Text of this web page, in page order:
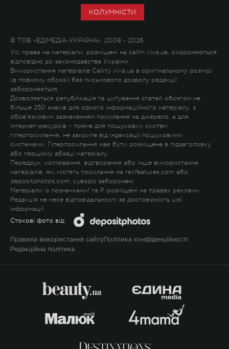
КОЛУМНІСТИ
© ТОВ «ЕДІМЕДІА-УКРАЇНА», 2008 - 2026
Усі права на матеріали, розміщені на сайті viva.ua, охороняються
відповідно до законодавства України.
Використання матеріалів Сайту viva.ua в оригінальному розмірі
(в повному обсязі) без письмового дозволу редакції
забороняється.
Дозволяється републікація та цитування статей обсягом не
більше 250 знаків для одного інформаційного матеріалу, з
обов'язковим зазначенням посилання на джерело, а для
Інтернет-ресурсів – пряме для пошукових систем
гіперпосилання, не закрите від індексації пошуковими
системами. Гіперпосилання має бути розміщене в підзаголовку
або першому абзаці матеріалу.
Передрук, копіювання, відтворення або інше використання
матеріалів, які містять посилання на rexfeatures.com або
depositphotos.com, суворо заборонені.
Матеріали із позначками! та P розміщені на правах реклами.
Редакція не несе відповідальності за достовірність цієї
інформації.
Стокові фото від:
Правила використання сайту Політика конфіденційності
Редакційна політика